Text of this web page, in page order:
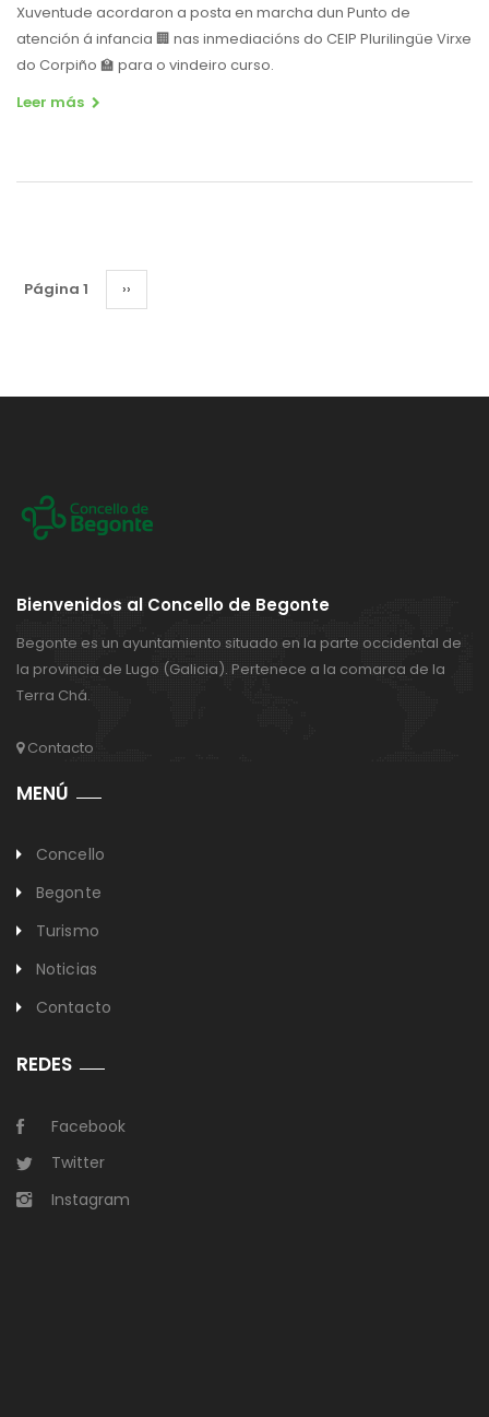
Xuventude acordaron a posta en marcha dun Punto de
atención á infancia 🏢 nas inmediacións do CEIP Plurilingüe Virxe
do Corpiño 🏫 para o vindeiro curso.
Leer más
Paginación
Página 1
Siguiente
página
››
Bienvenidos al Concello de Begonte
Begonte es un ayuntamiento situado en la parte occidental de
la provincia de Lugo (Galicia). Pertenece a la comarca de la
Terra Chá.
Contacto
MENÚ
Concello
Begonte
Turismo
Noticias
Contacto
REDES
Facebook
Twitter
Instagram